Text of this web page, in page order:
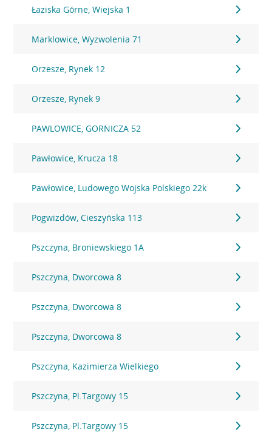
Łaziska Górne, Wiejska 1
Marklowice, Wyzwolenia 71
Orzesze, Rynek 12
Orzesze, Rynek 9
PAWLOWICE, GORNICZA 52
Pawłowice, Krucza 18
Pawłowice, Ludowego Wojska Polskiego 22k
Pogwizdów, Cieszyńska 113
Pszczyna, Broniewskiego 1A
Pszczyna, Dworcowa 8
Pszczyna, Dworcowa 8
Pszczyna, Dworcowa 8
Pszczyna, Kazimierza Wielkiego
Pszczyna, Pl.Targowy 15
Pszczyna, Pl.Targowy 15